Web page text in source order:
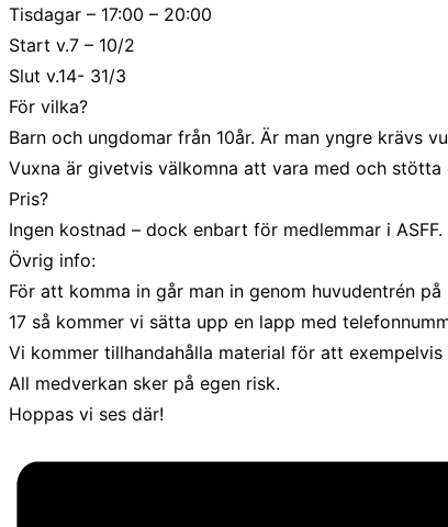
Tisdagar – 17:00 – 20:00
Start v.7 – 10/2
Slut v.14- 31/3
För vilka?
Barn och ungdomar från 10år. Är man yngre krävs
Vuxna är givetvis välkomna att vara med och stötta
Pris?
Ingen kostnad – dock enbart för medlemmar i
Övrig info:
För att komma in går man in genom huvudentrén
17 så kommer vi sätta upp en lapp med
Vi kommer tillhandahålla material för att
All medverkan sker på egen risk.
Hoppas vi ses där!